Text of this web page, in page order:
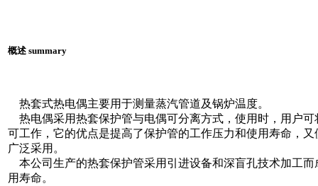
概述 summary
热套式热电偶主要用于测量蒸汽管道及锅炉温度。
热电偶采用热套保护管与电偶可分离方式，使用时，用户
可工作，它的优点是提高了保护管的工作压力和使用寿命，
广泛采用。
本公司生产的热套保护管采用引进设备和深盲孔技术加工
用寿命。